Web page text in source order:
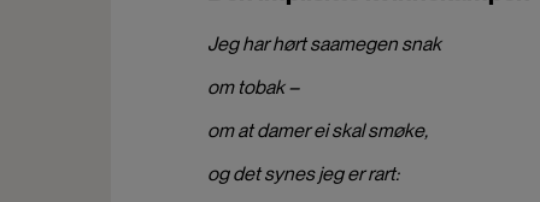
Jeg har hørt saamegen snak
om tobak –
om at damer ei skal smøke,
og det synes jeg er rart: